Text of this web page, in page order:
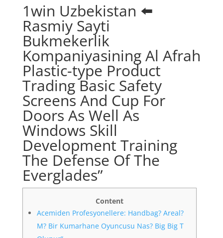
1win Uzbekistan ⬅️
Rasmiy Sayti
Bukmekerlik
Kompaniyasining Al Afrah
Plastic-type Product
Trading Basic Safety
Screens And Cup For
Doors As Well As
Windows Skill
Development Training
The Defense Of The
Everglades”
Content
Acemiden Profesyonellere: Handbag? Areal?
M? Bir Kumarhane Oyuncusu Nas? Big Big T